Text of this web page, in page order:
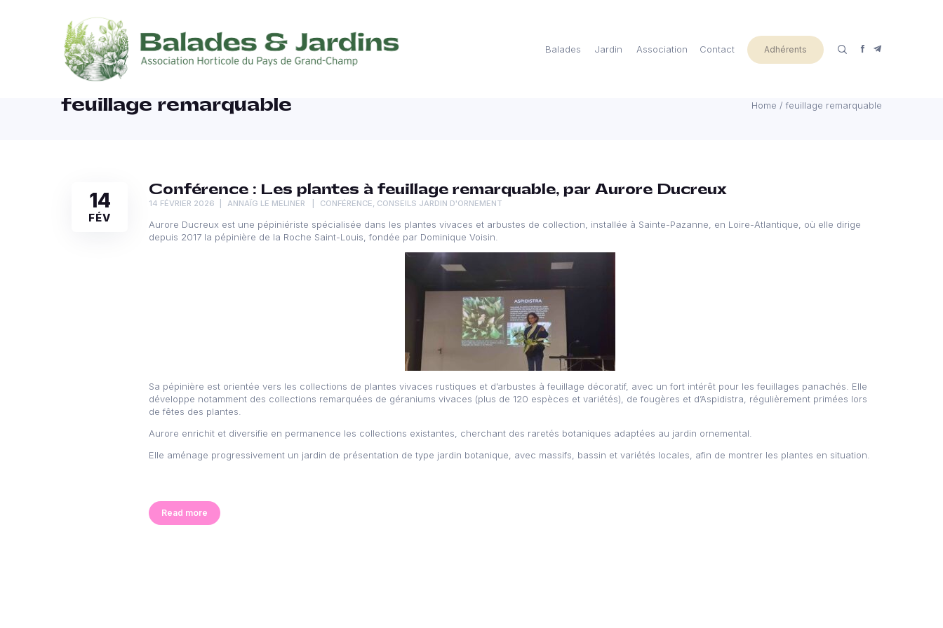
Balades Jardin Association Adhérents
Contact
feuillage remarquable Home / feuillage remarquable
14
FÉV
Conférence : Les plantes à feuillage remarquable, par Aurore Ducreux
14 FÉVRIER 2026 ANNAÏG LE MELINER CONFÉRENCE, CONSEILS JARDIN D'ORNEMENT
Aurore Ducreux est une pépiniériste spécialisée dans les plantes vivaces et arbustes de collection, installée à Sainte-Pazanne, en Loire-Atlantique, où elle dirige
depuis 2017 la pépinière de la Roche Saint-Louis, fondée par Dominique Voisin.
Sa pépinière est orientée vers les collections de plantes vivaces rustiques et d’arbustes à feuillage décoratif, avec un fort intérêt pour les feuillages panachés. Elle
développe notamment des collections remarquées de géraniums vivaces (plus de 120 espèces et variétés), de fougères et d’Aspidistra, régulièrement primées lors
de fêtes des plantes.
Aurore enrichit et diversifie en permanence les collections existantes, cherchant des raretés botaniques adaptées au jardin ornemental.
Elle aménage progressivement un jardin de présentation de type jardin botanique, avec massifs, bassin et variétés locales, afin de montrer les plantes en situation.
Read more